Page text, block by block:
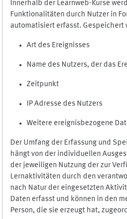
Innerhalb der Learnweb-Kurse
Funktionalitäten durch Nutzer in
automatisiert erfasst. Gespeichert
Art des Ereignisses
Name des Nutzers, der das
Zeitpunkt
IP Adresse des Nutzers
Weitere ereignisbezogene
Der Umfang der Erfassung und
hängt von der individuellen
der jeweiligen Nutzung der zur
Lernaktivitäten durch den
nach Natur der eingesetzten
Daten erfasst und können in den
Person, die sie erzeugt hat,